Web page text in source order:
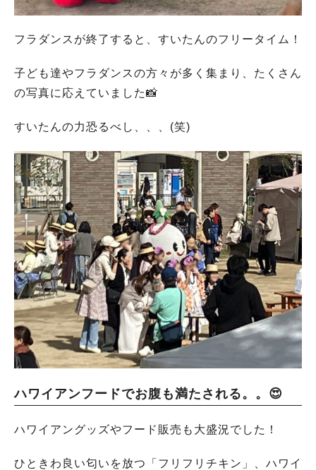
フラダンスが終了すると、すいたんのフリータイム！
子ども達やフラダンスの方々が多く集まり、たくさん
の写真に応えていました📸
すいたんの力恐るべし、、、(笑)
ハワイアンフードでお腹も満たされる。。😍
ハワイアングッズやフード販売も大盛況でした！
ひときわ良い匂いを放つ「フリフリチキン」、ハワイ